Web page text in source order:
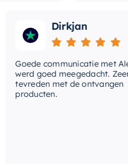
Dirkjan
Goede communicatie met Alex.
werd goed meegedacht. Zeer
tevreden met de ontvangen
producten.